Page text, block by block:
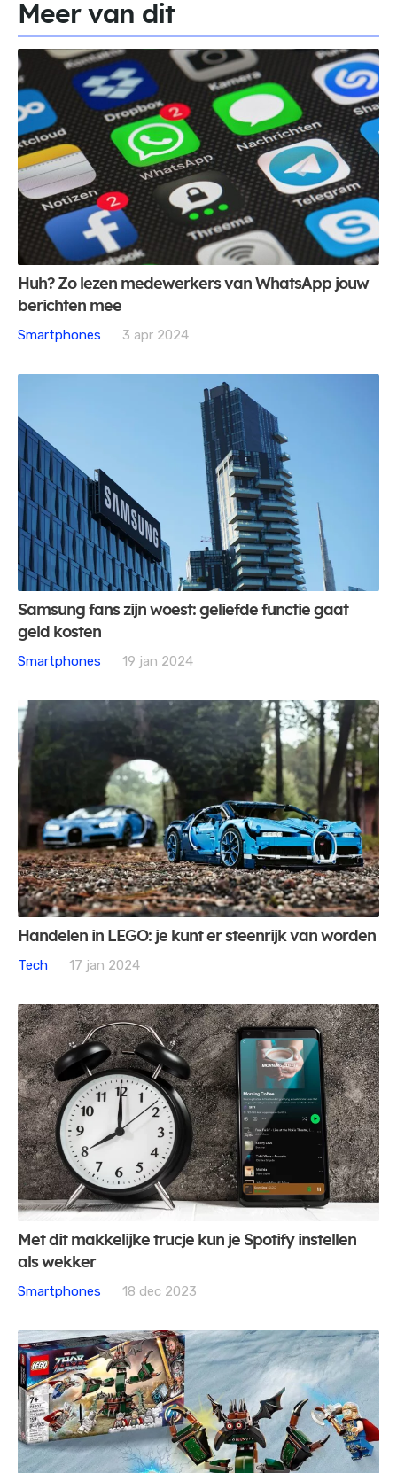
Meer van dit
Huh? Zo lezen medewerkers van WhatsApp jouw
berichten mee
Smartphones
3 apr 2024
Samsung fans zijn woest: geliefde functie gaat
geld kosten
Smartphones
19 jan 2024
Handelen in LEGO: je kunt er steenrijk van worden
Tech
17 jan 2024
Met dit makkelijke trucje kun je Spotify instellen
als wekker
Smartphones
18 dec 2023